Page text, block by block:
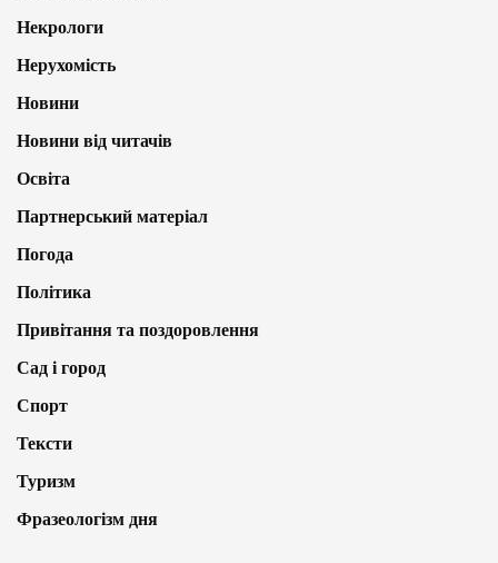
Некрологи
Нерухомість
Новини
Новини від читачів
Освіта
Партнерський матеріал
Погода
Політика
Привітання та поздоровлення
Сад і город
Спорт
Тексти
Туризм
Фразеологізм дня